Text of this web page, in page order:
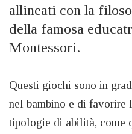
allineati con la
della famosa
Montessori.
Questi giochi sono in
nel bambino e di favorire
tipologie di abilità, come